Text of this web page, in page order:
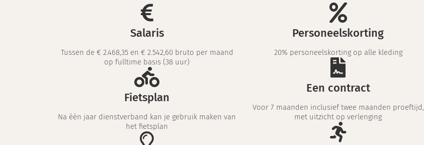
Salaris
Tussen de € 2.468,35 en € 2.542,60 bruto per maand
op fulltime basis (38 uur)
Fietsplan
Na één jaar dienstverband kan je gebruik maken van
het fietsplan
Personeelskorting
20% personeelskorting op alle kleding
Een contract
Voor 7 maanden inclusief twee maanden proeftijd,
met uitzicht op verlenging